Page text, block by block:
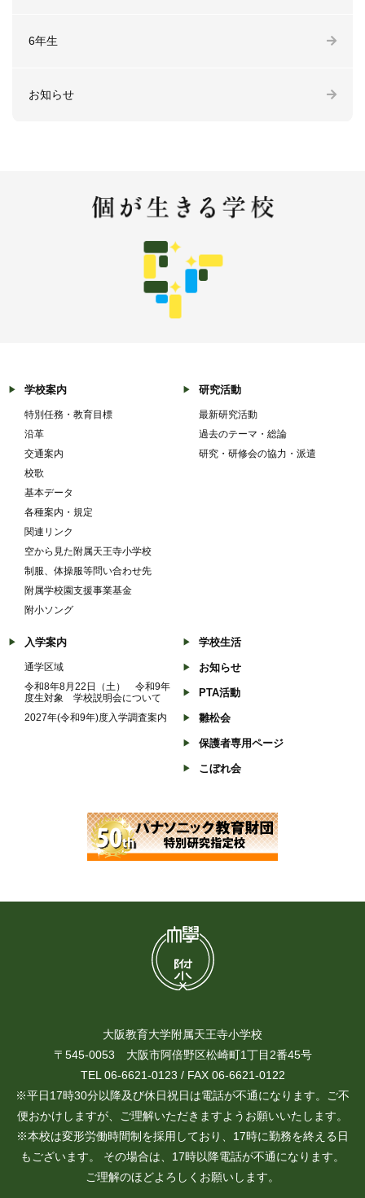
6年生
お知らせ
学校案内
特別任務・教育目標
沿革
交通案内
校歌
基本データ
各種案内・規定
関連リンク
空から見た附属天王寺小学校
制服、体操服等問い合わせ先
附属学校園支援事業基金
附小ソング
研究活動
最新研究活動
過去のテーマ・総論
研究・研修会の協力・派遣
入学案内
通学区域
令和8年8月22日（土） 令和9年
度生対象 学校説明会について
2027年(令和9年)度入学調査案内
学校生活
お知らせ
PTA活動
雛松会
保護者専用ページ
こぼれ会
大阪教育大学附属天王寺小学校
〒545-0053 大阪市阿倍野区松崎町1丁目2番45号
TEL 06-6621-0123 / FAX 06-6621-0122
※平日17時30分以降及び休日祝日は電話が不通になります。ご不
便おかけしますが、ご理解いただきますようお願いいたします。
※本校は変形労働時間制を採用しており、17時に勤務を終える日
もございます。 その場合は、17時以降電話が不通になります。
ご理解のほどよろしくお願いします。